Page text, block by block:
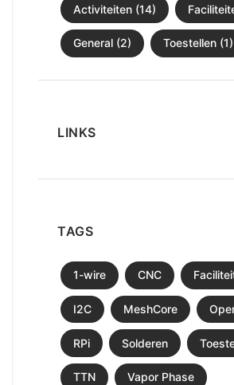
Activiteiten (14)
General (2) Toestellen (1)
LINKS
TAGS
1-wire CNC
I2C MeshCore
RPi Solderen
TTN Vapor Phase